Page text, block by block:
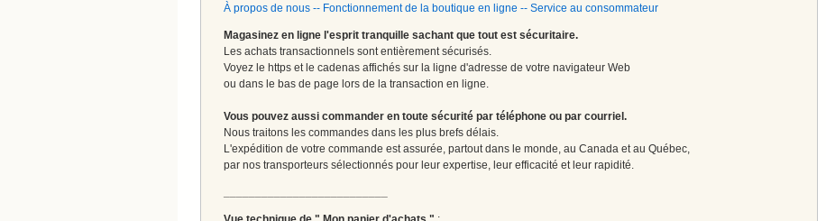
À propos de nous -- Fonctionnement de la boutique en ligne -- Service au consommateur
Magasinez en ligne l'esprit tranquille sachant que tout est sécuritaire.
Les achats transactionnels sont entièrement sécurisés.
Voyez le https et le cadenas affichés sur la ligne d'adresse de votre navigateur Web
ou dans le bas de page lors de la transaction en ligne.
Vous pouvez aussi commander en toute sécurité par téléphone ou par courriel.
Nous traitons les commandes dans les plus brefs délais.
L'expédition de votre commande est assurée, partout dans le monde, au Canada et au Québec,
par nos transporteurs sélectionnés pour leur expertise, leur efficacité et leur rapidité.